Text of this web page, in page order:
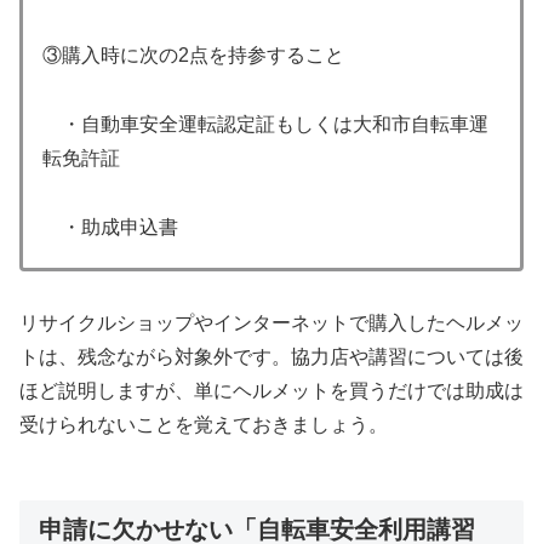
③購入時に次の2点を持参すること
・自動車安全運転認定証もしくは大和市自転車運
転免許証
・助成申込書
リサイクルショップやインターネットで購入したヘルメッ
トは、残念ながら対象外です。協力店や講習については後
ほど説明しますが、単にヘルメットを買うだけでは助成は
受けられないことを覚えておきましょう。
申請に欠かせない「自転車安全利用講習